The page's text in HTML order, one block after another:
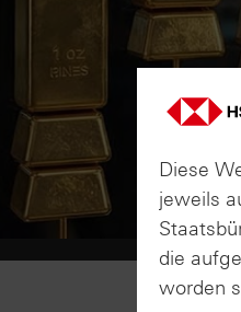
Diese
jeweils
die
worden